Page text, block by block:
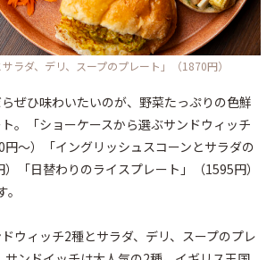
ラダ、デリ、スープのプレート」（1870円）
ぜひ味わいたいのが、野菜たっぷりの色鮮
。「ショーケースから選ぶサンドウィッチ
～）「イングリッシュスコーンとサラダの
「日替わりのライスプレート」（1595円）
ウィッチ2種とサラダ、デリ、スープのプレ